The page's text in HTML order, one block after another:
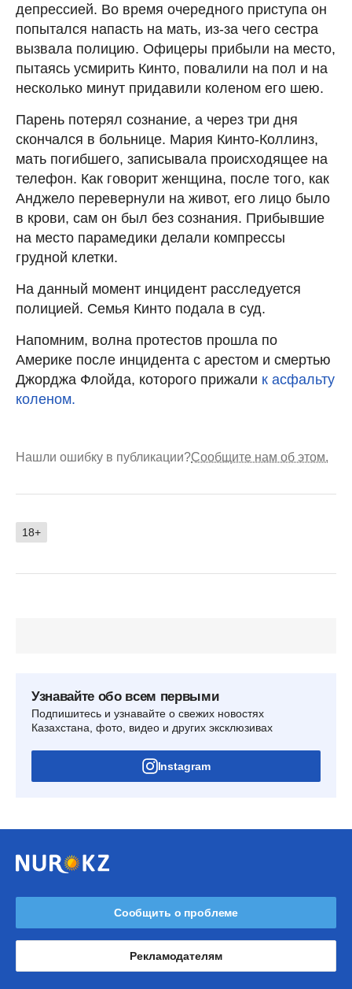
депрессией. Во время очередного приступа он
попытался напасть на мать, из-за чего сестра
вызвала полицию. Офицеры прибыли на место,
пытаясь усмирить Кинто, повалили на пол и на
несколько минут придавили коленом его шею.
Парень потерял сознание, а через три дня
скончался в больнице. Мария Кинто-Коллинз,
мать погибшего, записывала происходящее на
телефон. Как говорит женщина, после того, как
Анджело перевернули на живот, его лицо было
в крови, сам он был без сознания. Прибывшие
на место парамедики делали компрессы
грудной клетки.
На данный момент инцидент расследуется
полицией. Семья Кинто подала в суд.
Напомним, волна протестов прошла по
Америке после инцидента с арестом и смертью
Джорджа Флойда, которого прижали к асфальту
коленом.
Нашли ошибку в публикации?Сообщите нам об этом.
18+
Узнавайте обо всем первыми
Подпишитесь и узнавайте о свежих новостях
Казахстана, фото, видео и других эксклюзивах
Instagram
Сообщить о проблеме
Рекламодателям